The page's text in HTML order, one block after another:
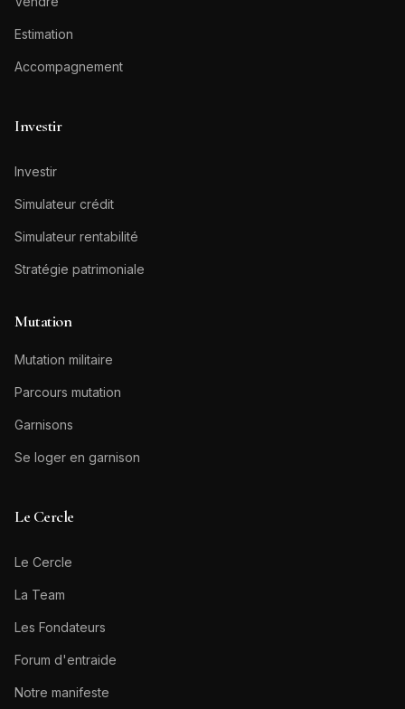
Estimation
Accompagnement
Investir
Investir
Simulateur crédit
Simulateur rentabilité
Stratégie patrimoniale
Mutation
Mutation militaire
Parcours mutation
Garnisons
Se loger en garnison
Le Cercle
Le Cercle
La Team
Les Fondateurs
Forum d'entraide
Notre manifeste